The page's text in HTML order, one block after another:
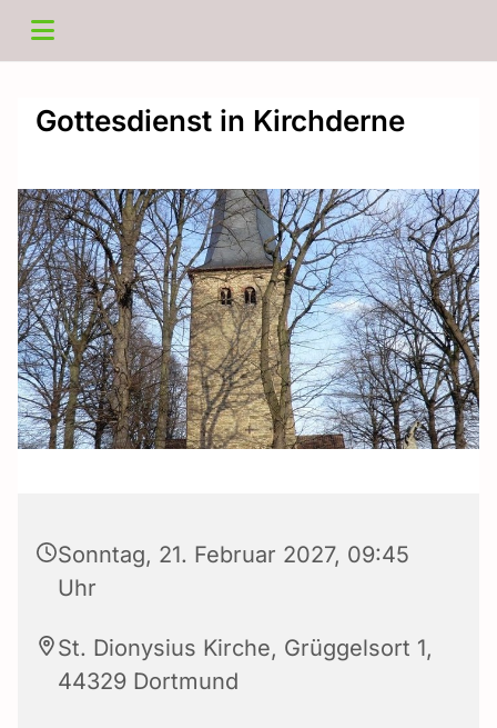
Gottesdienst in Kirchderne
Sonntag, 21. Februar 2027, 09:45
Uhr
St. Dionysius Kirche, Grüggelsort 1,
44329 Dortmund